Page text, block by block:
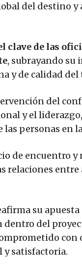
del destino y
clave de las
, subrayando
y de calidad
del
y el
personas en
de encuentro
relaciones
su
del
con
y satisfactoria.